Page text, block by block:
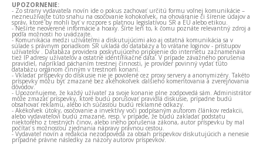
UPOZORNENIE:
- Zo strany vydavateľa novín ide o pokus zachovať určitú formu voľnej komunikácie –
nezneužívajte túto snahu na osočovanie kohokoľvek, na ohováranie či šírenie údajov a
správ, ktoré by mohli byť v rozpore s platnou legislatívou SR a EÚ alebo etikou.
- Nešírte neoverené informácie a hoaxy. Šírte len to, k čomu poznáte relevantný zdroj a
podľa možnosti ho uvádzajte.
- Komunikácia medzi užívateľmi a diskutujúcimi ako aj ostatná komunikácia sa v
súlade s právnym poriadkom SR ukladá do databázy a to vrátane loginov - prístupov
užívateľov . Databáza providera poskytujúceho pripojenie do internetu zaznamenáva
tiež IP adresy užívateľov a ostatné identifikačné dáta. V prípade závažného porušenia
pravidiel, napríklad páchaním trestnej činnosti, je provider povinný vydať túto
databázu orgánom činným v trestnom konaní.
- Vkladať príspevky do diskusie nie je povolené cez proxy servery a anonymizéry. Takéto
príspevky môžu byť zmazané bez akéhokoľvek ďalšieho komentovania a zverejňovania
dôvodov.
- Upozorňujeme, že každý užívateľ za svoje konanie plne zodpovedá sám. Administrátor
môže zmazať príspevky, ktoré budú porušovať pravidlá diskusie, prípadne budú
obsahovať reklamu, alebo ich súčasťou budú reklamné odkazy.
- Akékoľvek útoky, osočovanie a invektívy voči podpísaným autorom článkov redakcii,
alebo vydavateľovi budú zmazané, resp. v prípade, že budú zakladať podstatu
niektorého z trestných činov, alebo iného porušenia zákona, autor príspevku by mal
počítať s možnosťou zjednania nápravy právnou cestou.
- Vydavateľ novín a redakcia nezodpovedá za obsah príspevkov diskutujúcich a nenesie
prípadné právne následky za názory autorov príspevkov.